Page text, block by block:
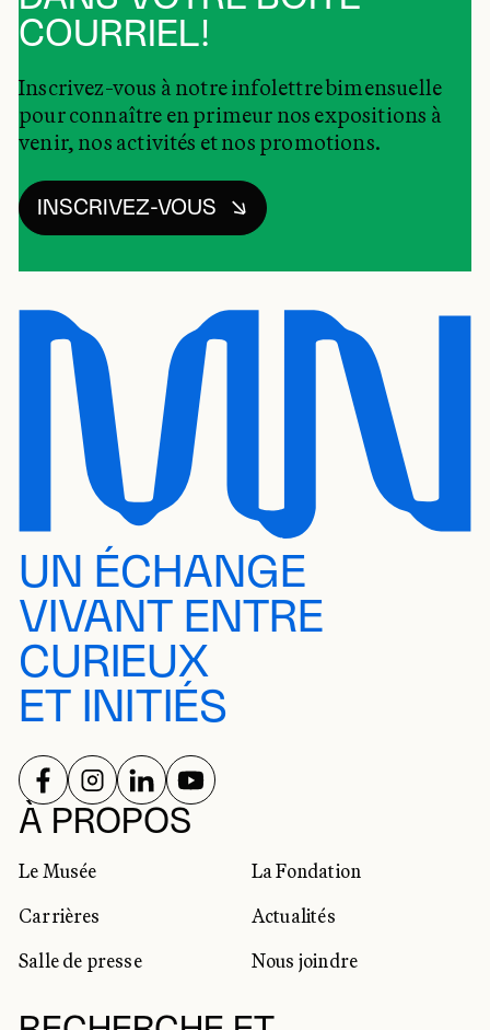
COURRIEL!
Inscrivez-vous à notre infolettre bimensuelle
pour connaître en primeur nos expositions à
venir, nos activités et nos promotions.
INSCRIVEZ-VOUS
UN ÉCHANGE
VIVANT ENTRE
CURIEUX
ET INITIÉS
À PROPOS
Le Musée
La Fondation
Carrières
Actualités
Salle de presse
Nous joindre
RÉSEAUX SOCIAUX
SUIVEZ-NOUS SUR
SUIVEZ-NOUS SUR
SUIVEZ-NOUS SUR
SUIVEZ-NOUS SUR